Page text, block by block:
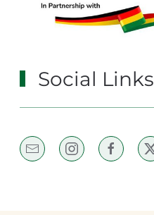
Social Links